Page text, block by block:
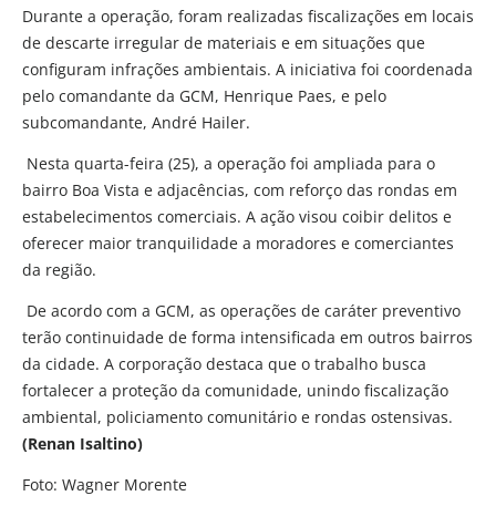
Durante a operação, foram realizadas fiscalizações em locais
de descarte irregular de materiais e em situações que
configuram infrações ambientais. A iniciativa foi coordenada
pelo comandante da GCM, Henrique Paes, e pelo
subcomandante, André Hailer.
Nesta quarta-feira (25), a operação foi ampliada para o
bairro Boa Vista e adjacências, com reforço das rondas em
estabelecimentos comerciais. A ação visou coibir delitos e
oferecer maior tranquilidade a moradores e comerciantes
da região.
De acordo com a GCM, as operações de caráter preventivo
terão continuidade de forma intensificada em outros bairros
da cidade. A corporação destaca que o trabalho busca
fortalecer a proteção da comunidade, unindo fiscalização
ambiental, policiamento comunitário e rondas ostensivas.
(Renan Isaltino)
Foto: Wagner Morente